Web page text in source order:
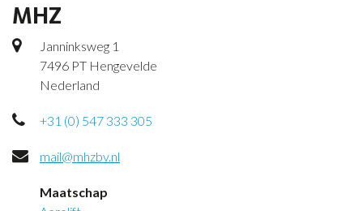
MHZ
Janninksweg 1
7496 PT Hengevelde
Nederland
+31 (0) 547 333 305
mail@mhzbv.nl
Maatschap